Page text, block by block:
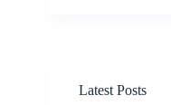
Latest Posts